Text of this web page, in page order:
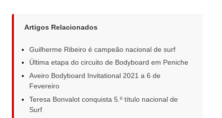
Artigos Relacionados
Guilherme Ribeiro é campeão nacional de surf
Última etapa do circuito de Bodyboard em Peniche
Aveiro Bodyboard Invitational 2021 a 6 de
Fevereiro
Teresa Bonvalot conquista 5.º título nacional de
Surf